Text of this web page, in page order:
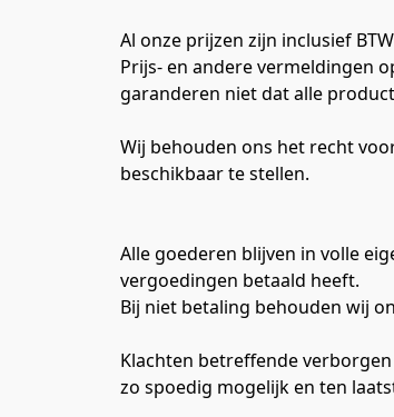
Al onze prijzen zijn inclusief BTW
Prijs- en andere vermeldingen
garanderen niet dat alle
Wij behouden ons het recht
beschikbaar te stellen.
Alle goederen blijven in volle
vergoedingen betaald heeft.
Bij niet betaling behouden wij
Klachten betreffende
zo spoedig mogelijk en ten